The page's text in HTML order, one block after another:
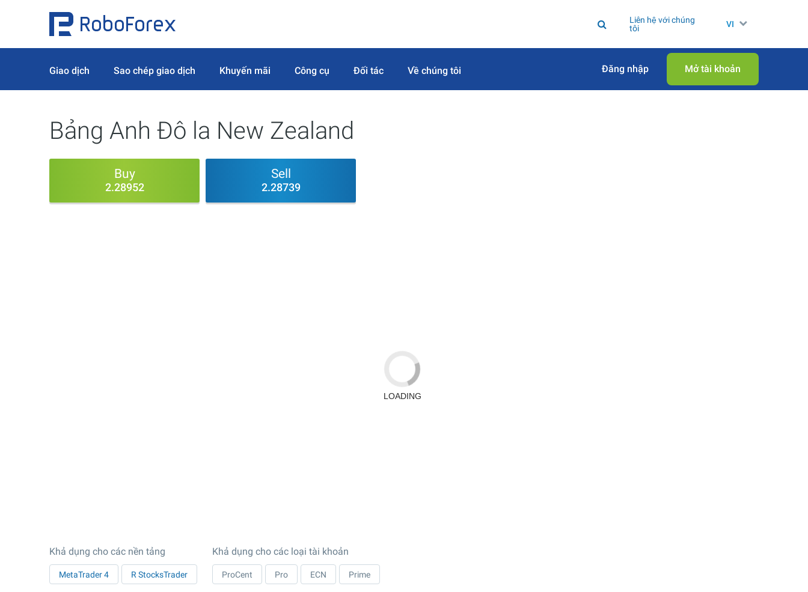
Liên hệ với chúng
tôi
VI
Giao dịch Sao chép giao dịch Khuyến mãi Công cụ Đối tác Về chúng tôi Đăng nhập Mở tài khoản
Bảng Anh Đô la New Zealand
Buy
2.28952
Sell
2.28739
Khả dụng cho các nền tảng
MetaTrader 4 R StocksTrader
Khả dụng cho các loại tài khoản
ProCent Pro ECN Prime